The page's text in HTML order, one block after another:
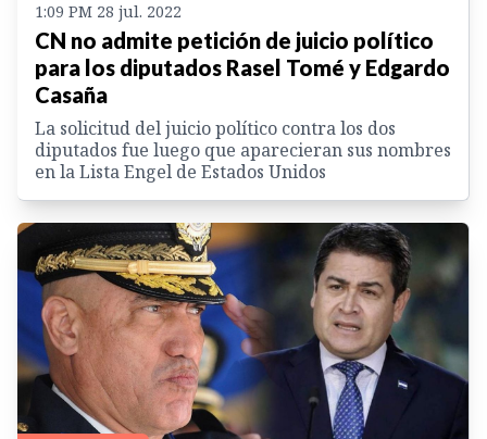
1:09 PM 28 jul. 2022
CN no admite petición de juicio político
para los diputados Rasel Tomé y Edgardo
Casaña
La solicitud del juicio político contra los dos
diputados fue luego que aparecieran sus nombres
en la Lista Engel de Estados Unidos